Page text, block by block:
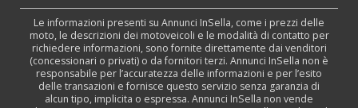
Le informazioni presenti su Annunci InSella, come i prezzi delle
moto, le descrizioni dei motoveicoli e le modalità di contatto per
richiedere informazioni, sono fornite direttamente dai venditori
(concessionari o privati) o da fornitori terzi. Annunci InSella non è
responsabile per l’accuratezza delle informazioni e per l’esito
delle transazioni e fornisce questo servizio senza garanzia di
alcun tipo, implicita o espressa. Annunci InSella non vende